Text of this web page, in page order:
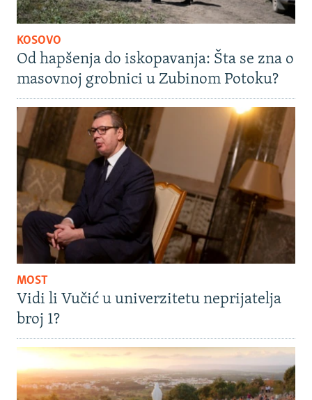
KOSOVO
Od hapšenja do iskopavanja: Šta se zna o
masovnoj grobnici u Zubinom Potoku?
MOST
Vidi li Vučić u univerzitetu neprijatelja
broj 1?